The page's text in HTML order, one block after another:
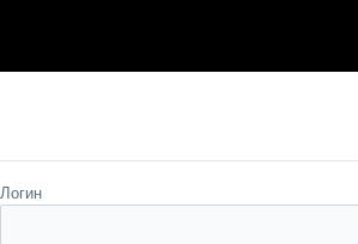
Логин